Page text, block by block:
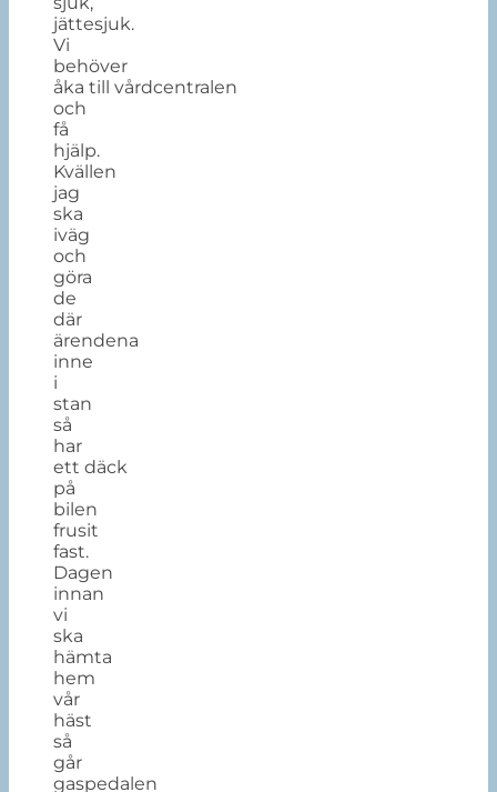
jättesjuk.
Vi
behöver
åka till vårdcentralen
och
få
hjälp.
Kvällen
jag
ska
iväg
och
göra
de
där
ärendena
inne
i
stan
så
har
ett däck
på
bilen
frusit
fast.
Dagen
innan
vi
ska
hämta
hem
vår
häst
så
går
gaspedalen